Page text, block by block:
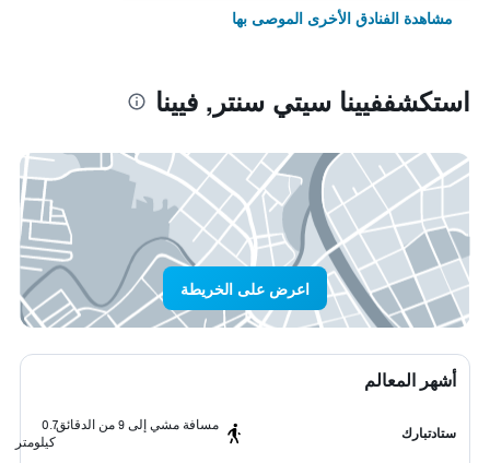
مشاهدة الفنادق الأخرى الموصى بها
استكشففيينا سيتي سنتر, فيينا
اعرض على الخريطة
أشهر المعالم
ستادتبارك
مسافة مشي إلى 9 من الدقائق
0.7
كيلومتر